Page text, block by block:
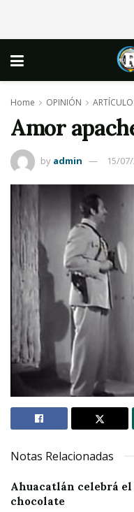
Home OPINIÓN
Amor
by admin 15/
Notas Relacionadas
Ahuacatlán celebrá el
chocolate